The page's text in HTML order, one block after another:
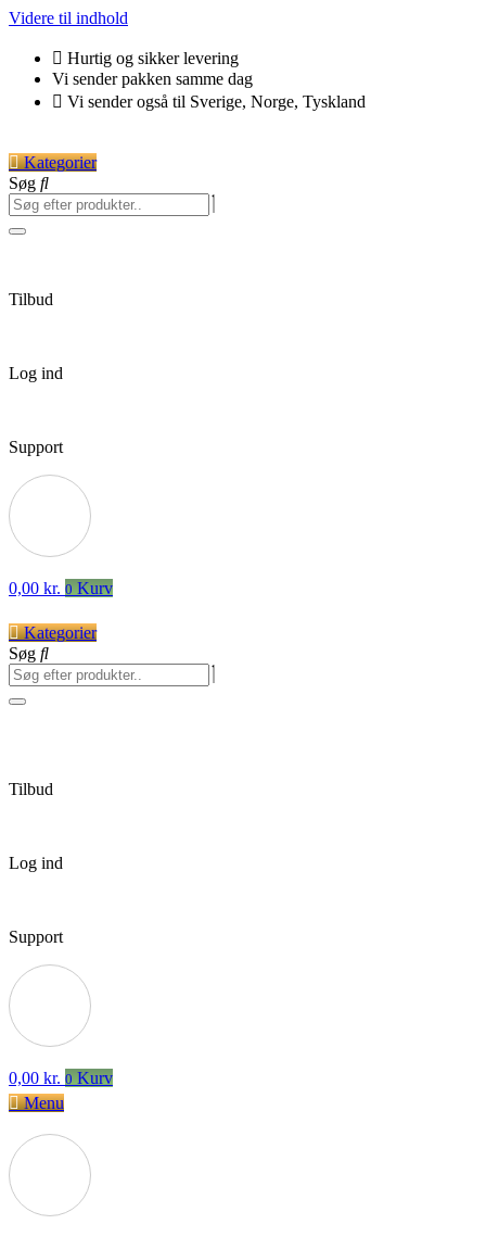
Videre til indhold
Hurtig og sikker levering
Vi sender pakken samme dag
Vi sender også til Sverige, Norge, Tyskland
Kategorier
Søg
Tilbud
Log ind
Support
0,00 kr. 0 Kurv
Kategorier
Søg
Tilbud
Log ind
Support
0,00 kr. 0 Kurv
Menu